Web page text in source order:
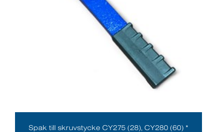
Spak till skruvstycke CY275 (28), CY280 (60) *